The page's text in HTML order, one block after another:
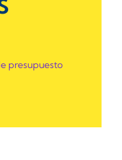
presupuesto